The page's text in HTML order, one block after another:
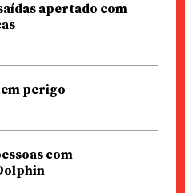
apertado com
perigo
com